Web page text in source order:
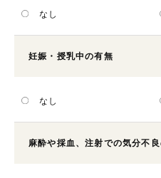
なし
妊娠・授乳中の有無
なし
麻酔や採血、注射での気分不